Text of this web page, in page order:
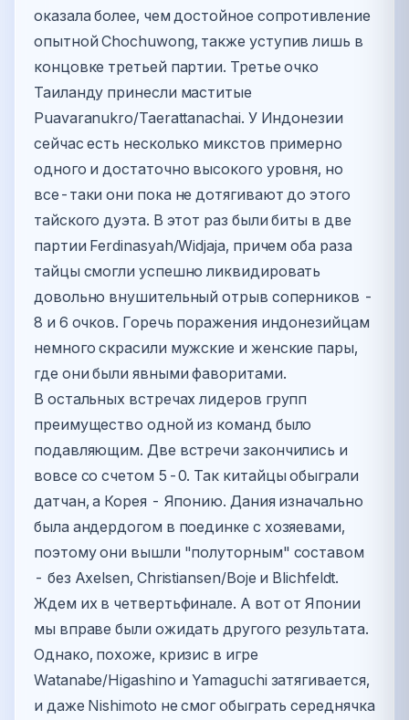
оказала более, чем достойное сопротивление
опытной Chochuwong, также уступив лишь в
концовке третьей партии. Третье очко
Таиланду принесли маститые
Puavaranukro/Taerattanachai. У Индонезии
сейчас есть несколько микстов примерно
одного и достаточно высокого уровня, но
все-таки они пока не дотягивают до этого
тайского дуэта. В этот раз были биты в две
партии Ferdinasyah/Widjaja, причем оба раза
тайцы смогли успешно ликвидировать
довольно внушительный отрыв соперников -
8 и 6 очков. Горечь поражения индонезийцам
немного скрасили мужские и женские пары,
где они были явными фаворитами.
В остальных встречах лидеров групп
преимущество одной из команд было
подавляющим. Две встречи закончились и
вовсе со счетом 5-0. Так китайцы обыграли
датчан, а Корея - Японию. Дания изначально
была андердогом в поединке с хозяевами,
поэтому они вышли "полуторным" составом
- без Axelsen, Christiansen/Boje и Blichfeldt.
Ждем их в четвертьфинале. А вот от Японии
мы вправе были ожидать другого результата.
Однако, похоже, кризис в игре
Watanabe/Higashino и Yamaguchi затягивается,
и даже Nishimoto не смог обыграть середнячка